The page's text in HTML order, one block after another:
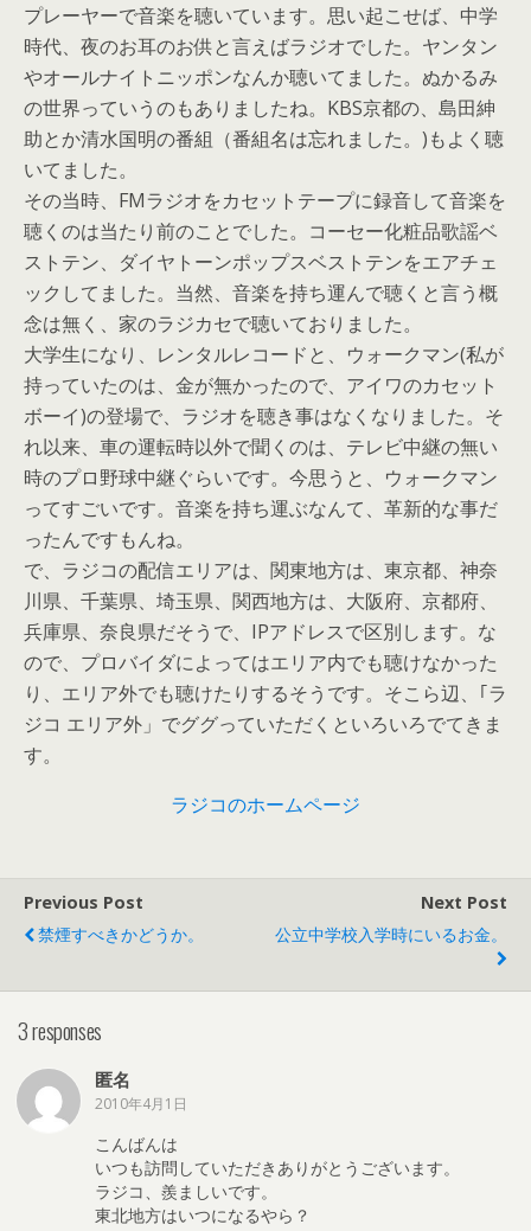
プレーヤーで音楽を聴いています。思い起こせば、中学
時代、夜のお耳のお供と言えばラジオでした。ヤンタン
やオールナイトニッポンなんか聴いてました。ぬかるみ
の世界っていうのもありましたね。KBS京都の、島田紳
助とか清水国明の番組（番組名は忘れました。)もよく聴
いてました。
その当時、FMラジオをカセットテープに録音して音楽を
聴くのは当たり前のことでした。コーセー化粧品歌謡ベ
ストテン、ダイヤトーンポップスベストテンをエアチェ
ックしてました。当然、音楽を持ち運んで聴くと言う概
念は無く、家のラジカセで聴いておりました。
大学生になり、レンタルレコードと、ウォークマン(私が
持っていたのは、金が無かったので、アイワのカセット
ボーイ)の登場で、ラジオを聴き事はなくなりました。そ
れ以来、車の運転時以外で聞くのは、テレビ中継の無い
時のプロ野球中継ぐらいです。今思うと、ウォークマン
ってすごいです。音楽を持ち運ぶなんて、革新的な事だ
ったんですもんね。
で、ラジコの配信エリアは、関東地方は、東京都、神奈
川県、千葉県、埼玉県、関西地方は、大阪府、京都府、
兵庫県、奈良県だそうで、IPアドレスで区別します。な
ので、プロバイダによってはエリア内でも聴けなかった
り、エリア外でも聴けたりするそうです。そこら辺、｢ラ
ジコ エリア外」でググっていただくといろいろでてきま
す。
ラジコのホームページ
Previous Post
禁煙すべきかどうか。
Next Post
公立中学校入学時にいるお金。
3 responses
匿名
2010年4月1日
こんばんは
いつも訪問していただきありがとうございます。
ラジコ、羨ましいです。
東北地方はいつになるやら？